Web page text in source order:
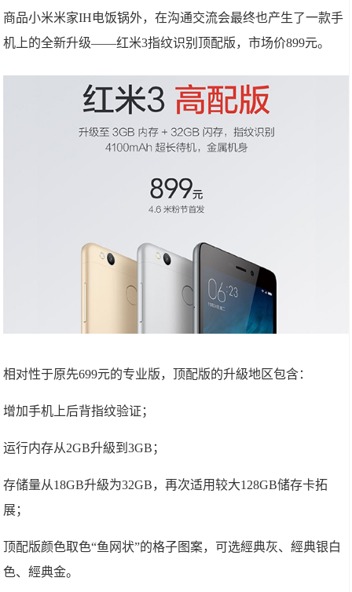
商品小米米家IH电饭锅外，在沟通交流会最终也产生了一款手
机上的全新升级——红米3指纹识别顶配版，市场价899元。
相对性于原先699元的专业版，顶配版的升級地区包含：
增加手机上后背指纹验证；
运行内存从2GB升級到3GB；
存储量从18GB升級为32GB，再次适用较大128GB储存卡拓
展；
顶配版颜色取色“鱼网状”的格子图案，可选經典灰、經典银白
色、經典金。